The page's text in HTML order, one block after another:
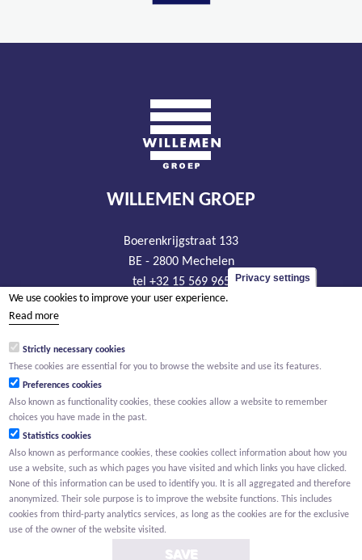
WILLEMEN GROEP
Boerenkrijgstraat 133
BE - 2800 Mechelen
tel +32 15 569 965
groep@willemen.be
RLP Antwerp, department Mechelen
Privacy settings
We use cookies to improve your user experience.
Read more
Strictly necessary cookies
These cookies are essential for you to browse the website and use its features.
Preferences cookies
Also known as functionality cookies, these cookies allow a website to remember
choices you have made in the past.
Statistics cookies
Also known as performance cookies, these cookies collect information about how you
use a website, such as which pages you have visited and which links you have clicked.
None of this information can be used to identify you. It is all aggregated and therefore
anonymized. Their sole purpose is to improve the website functions. This includes
cookies from third-party analytics services, as long as the cookies are for the exclusive
use of the owner of the website visited.
SAVE